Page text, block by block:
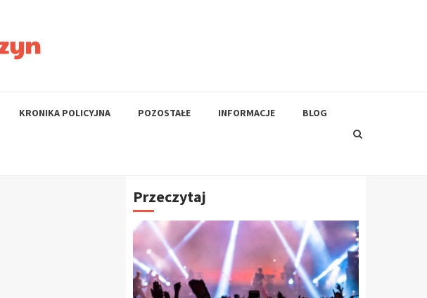
KRONIKA POLICYJNA POZOSTAŁE INFORMACJE BLOG
Przeczytaj